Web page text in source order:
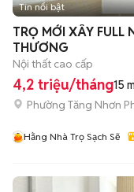
Tin nổi bật
TRỌ MỚI XÂY FULL
THƯƠNG
Nội thất cao cấp
4,2 triệu/tháng15
Phường Tăng Nhơn
Hằng Nhà Trọ Sạch Sẽ